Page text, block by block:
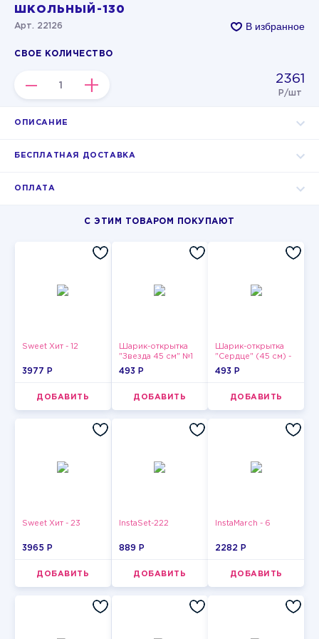
ШКОЛЬНЫЙ-130
Арт. 22126 В избранное
СВОЕ КОЛИЧЕСТВО
– + 2361
Р/шт
ОПИСАНИЕ
БЕСПЛАТНАЯ ДОСТАВКА
ОПЛАТА
С ЭТИМ ТОВАРОМ ПОКУПАЮТ
Sweet Хит - 12
3977 P
ДОБАВИТЬ
Шарик-открытка
"Звезда 45 см" №1
493 P
ДОБАВИТЬ
Шарик-открытка
"Сердце" (45 см) -
2
493 P
ДОБАВИТЬ
Sweet Хит - 23
3965 P
ДОБАВИТЬ
InstaSet-222
889 P
ДОБАВИТЬ
InstaMarch - 6
2282 P
ДОБАВИТЬ